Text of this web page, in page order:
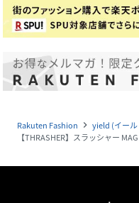
Rakuten Fashion navigate_next yield (イール
【THRASHER】スラッシャー